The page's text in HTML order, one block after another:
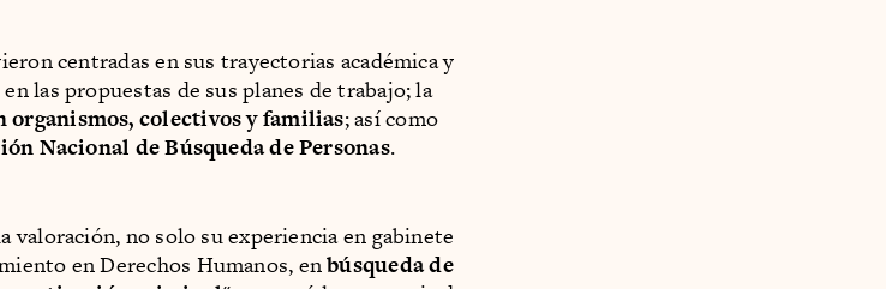
centradas en sus trayectorias académica y
las propuestas de sus planes de trabajo; la
colectivos y familias; así como
Nacional de Búsqueda de Personas.
valoración, no solo su experiencia en gabinete
en Derechos Humanos, enbúsqueda de